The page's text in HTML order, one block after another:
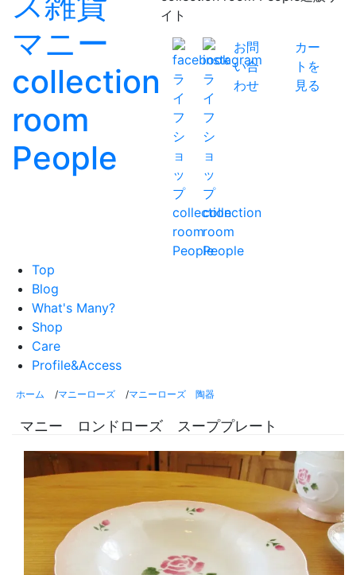
イト
お問
い合
わせ
カー
トを
見る
Top
Blog
What's Many?
Shop
Care
Profile&Access
ホーム /マニーローズ /マニーローズ 陶器
マニー ロンドローズ スーププレート